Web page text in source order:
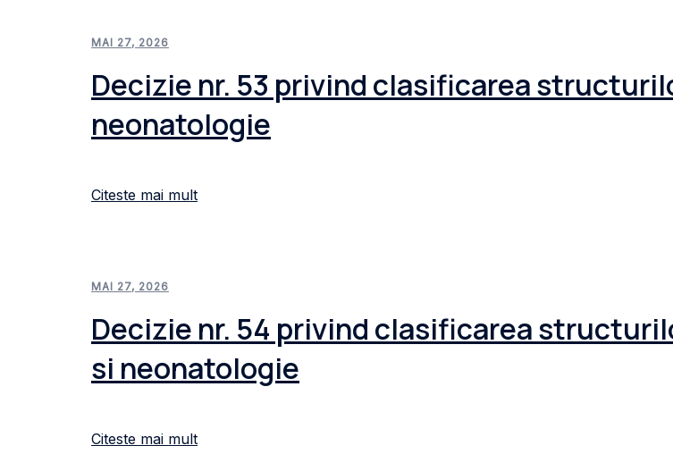
MAI 27, 2026
Decizie nr. 53 privind clasificarea
neonatologie
Citeste mai mult
MAI 27, 2026
Decizie nr. 54 privind clasificarea
si neonatologie
Citeste mai mult